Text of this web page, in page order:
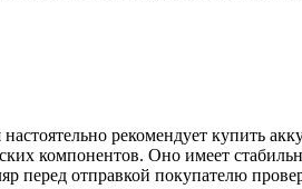
рекомендует купить
компонентов. Оно имеет
перед отправкой покупателю